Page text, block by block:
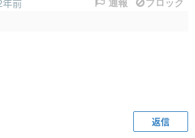
年前 通報 ブロック
返信